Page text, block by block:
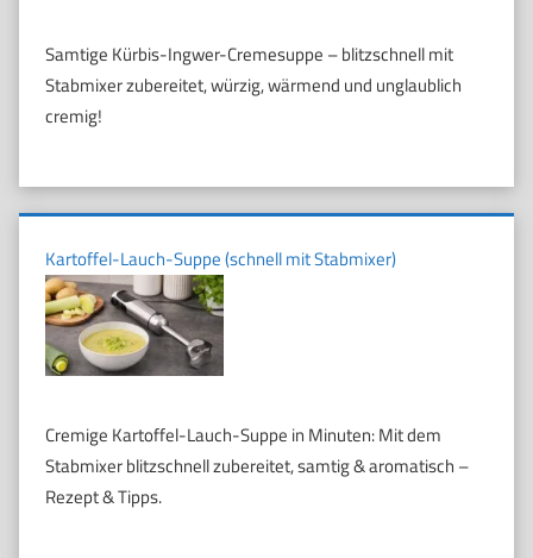
Samtige Kürbis-Ingwer-Cremesuppe – blitzschnell mit
Stabmixer zubereitet, würzig, wärmend und unglaublich
cremig!
Kartoffel-Lauch-Suppe (schnell mit Stabmixer)
Cremige Kartoffel-Lauch-Suppe in Minuten: Mit dem
Stabmixer blitzschnell zubereitet, samtig & aromatisch –
Rezept & Tipps.